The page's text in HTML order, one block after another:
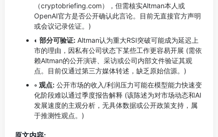
（cryptobriefing.com），但需核实Altman本人或
OpenAI官方是否公开确认此言论。目前无直接官方声明
或会议记录佐证。)
◐ 部分可验证: Altman认为重大RSI突破可能成为延迟上
市的理由，因私有公司状态下某些工作更容易开展 (需依
赖Altman的公开演讲、采访或公司内部文件验证其观
点。目前仅通过第三方媒体转述，缺乏原始信源。)
◦ 观点: 公开市场的收入/利润压力可能在模型能力快速变
化阶段难以通过季度报告解释 (该陈述为对市场动态和AI
发展速度的主观分析，无具体数据或公开政策支持，属
于推测性观点。)